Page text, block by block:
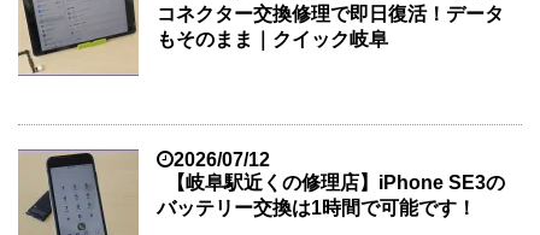
コネクター交換修理で即日復活！データ
もそのまま｜クイック岐阜
2026/07/12
【岐阜駅近くの修理店】iPhone SE3の
バッテリー交換は1時間で可能です！